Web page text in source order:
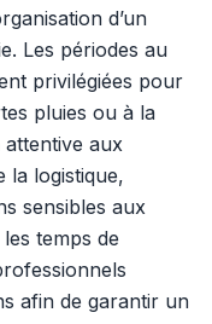
d’un
Les périodes au
privilégiées pour
pluies ou à la
aux
la logistique,
sensibles aux
temps de
afin de garantir un